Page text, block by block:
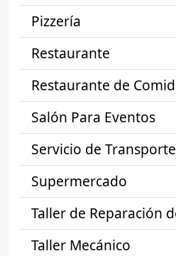
Pizzería
Restaurante
Restaurante de
Salón Para Eventos
Servicio de Transporte
Supermercado
Taller de Reparación
Taller Mecánico